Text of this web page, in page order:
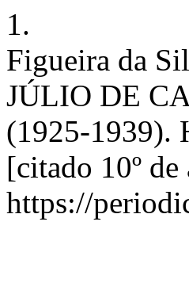
1.
Figueira da
JÚLIO DE
(1925-1939).
[citado 10º
https://